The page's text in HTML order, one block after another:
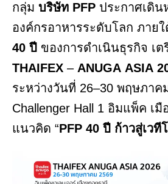
กลุ่ม บริษัท PFP ประกาศเดิน
องค์กรอาหารระดับโลก ภาย
40 ปี ของการดำเนินธุรกิจ เต
THAIFEX – ANUGA ASIA
ระหว่างวันที่ 26–30 พฤษภา
Challenger Hall 1 อิมแพ็ค เ
แนวคิด “PFP 40 ปี ก้าวสู่เวที